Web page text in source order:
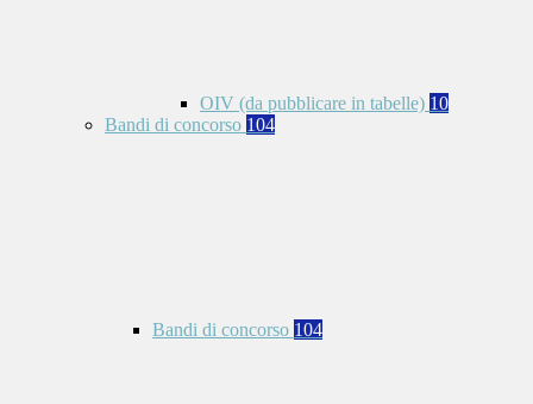
OIV (da pubblicare in tabelle) 10
Bandi di concorso 104
Bandi di concorso 104